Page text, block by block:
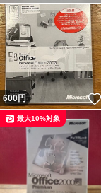
600円
最大10%対象